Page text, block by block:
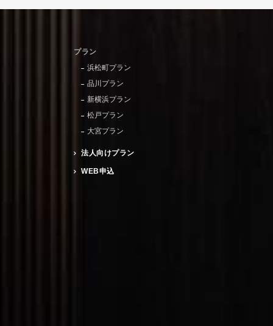
プラン
浜松町プラン
品川プラン
新横浜プラン
松戸プラン
大宮プラン
法人向けプラン
WEB申込